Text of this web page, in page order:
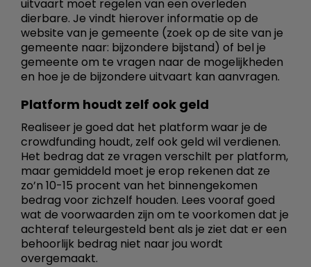
uitvaart moet regelen van een overleden
dierbare. Je vindt hierover informatie op de
website van je gemeente (zoek op de site van je
gemeente naar: bijzondere bijstand) of bel je
gemeente om te vragen naar de mogelijkheden
en hoe je de bijzondere uitvaart kan aanvragen.
Platform houdt zelf ook geld
Realiseer je goed dat het platform waar je de
crowdfunding houdt, zelf ook geld wil verdienen.
Het bedrag dat ze vragen verschilt per platform,
maar gemiddeld moet je erop rekenen dat ze
zo’n 10-15 procent van het binnengekomen
bedrag voor zichzelf houden. Lees vooraf goed
wat de voorwaarden zijn om te voorkomen dat je
achteraf teleurgesteld bent als je ziet dat er een
behoorlijk bedrag niet naar jou wordt
overgemaakt.